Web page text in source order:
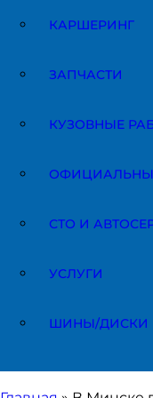
КАРШЕРИНГ
ЗАПЧАСТИ
КУЗОВНЫЕ
СТО И
УСЛУГИ
ШИНЫ/ДИСКИ